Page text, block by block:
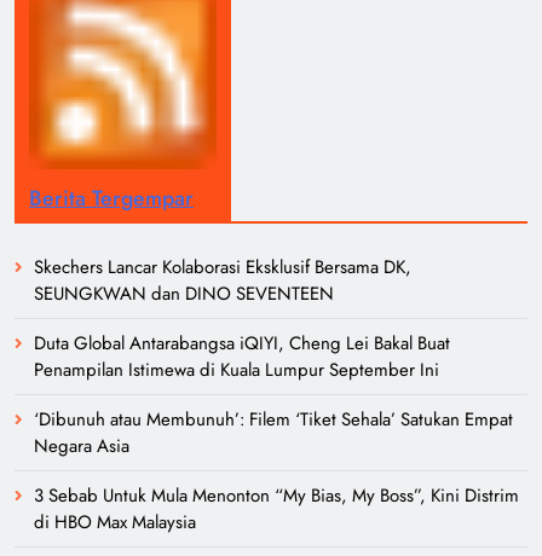
Berita Tergempar
Skechers Lancar Kolaborasi Eksklusif Bersama DK,
SEUNGKWAN dan DINO SEVENTEEN
Duta Global Antarabangsa iQIYI, Cheng Lei Bakal Buat
Penampilan Istimewa di Kuala Lumpur September Ini
‘Dibunuh atau Membunuh’: Filem ‘Tiket Sehala’ Satukan Empat
Negara Asia
3 Sebab Untuk Mula Menonton “My Bias, My Boss”, Kini Distrim
di HBO Max Malaysia